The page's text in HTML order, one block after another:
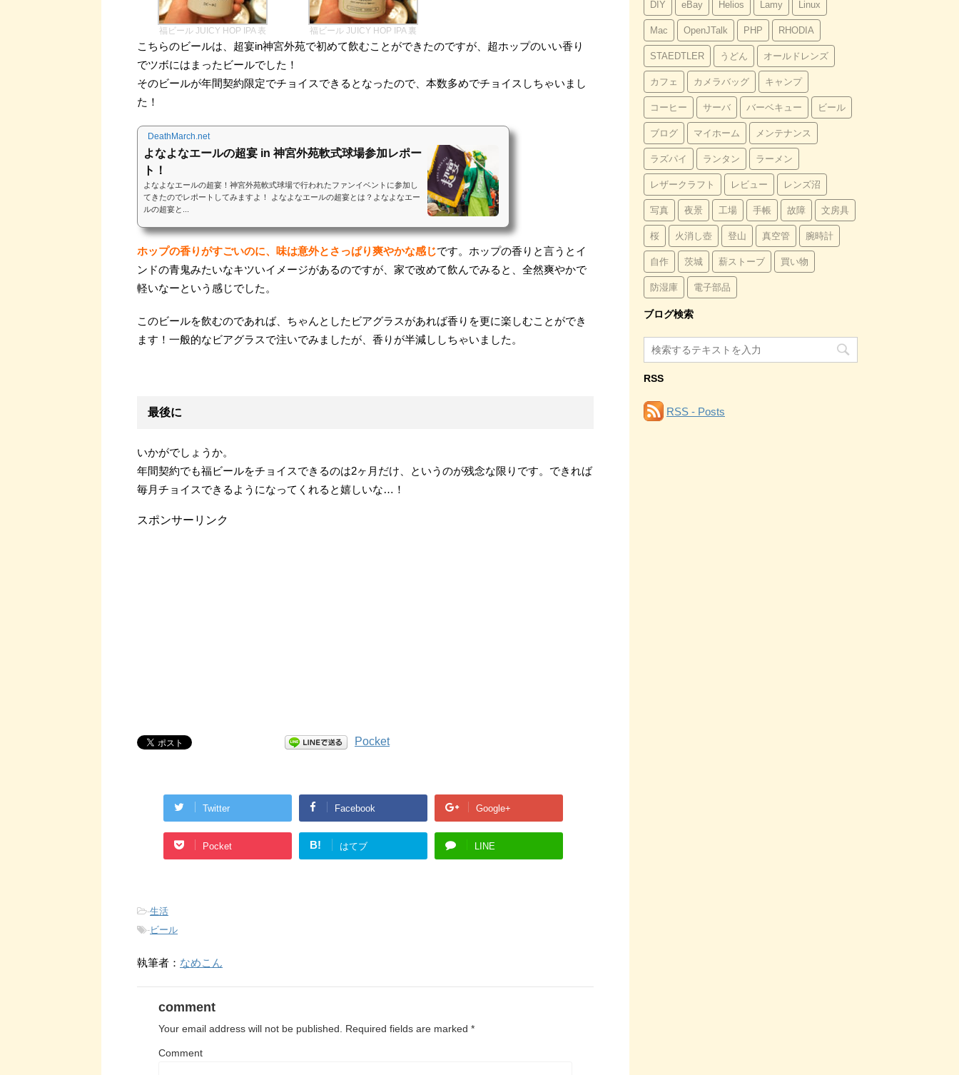
福ビール JUICY HOP IPA 表 福ビール JUICY HOP IPA 裏
こちらのビールは、超宴in神宮外苑で初めて飲むことができたのですが、超ホップのいい香り
でツボにはまったビールでした！
そのビールが年間契約限定でチョイスできるとなったので、本数多めでチョイスしちゃいまし
た！
DeathMarch.net
よなよなエールの超宴 in 神宮外苑軟式球場参加レポー
ト！
よなよなエールの超宴！神宮外苑軟式球場で行われたファンイベントに参加し
てきたのでレポートしてみますよ！ よなよなエールの超宴とは？よなよなエー
ルの超宴と...
ホップの香りがすごいのに、味は意外とさっぱり爽やかな感じです。ホップの香りと言うとイ
ンドの青鬼みたいなキツいイメージがあるのですが、家で改めて飲んでみると、全然爽やかで
軽いなーという感じでした。
このビールを飲むのであれば、ちゃんとしたビアグラスがあれば香りを更に楽しむことができ
ます！一般的なビアグラスで注いでみましたが、香りが半減ししちゃいました。
最後に
いかがでしょうか。
年間契約でも福ビールをチョイスできるのは2ヶ月だけ、というのが残念な限りです。できれば
毎月チョイスできるようになってくれると嬉しいな…！
スポンサーリンク
Pocket
Twitter Facebook Google+
Pocket B! はてブ LINE
-生活
-ビール
執筆者： なめこん
comment
Your email address will not be published. Required fields are marked *
Comment
DIY eBay Helios Lamy Linux
Mac OpenJTalk PHP RHODIA
STAEDTLER うどん オールドレンズ
カフェ カメラバッグ キャンプ
コーヒー サーバ バーベキュー ビール
ブログ マイホーム メンテナンス
ラズパイ ランタン ラーメン
レザークラフト レビュー レンズ沼
写真 夜景 工場 手帳 故障 文房具
桜 火消し壺 登山 真空管 腕時計
自作 茨城 薪ストーブ 買い物
防湿庫 電子部品
ブログ検索
RSS
RSS - Posts